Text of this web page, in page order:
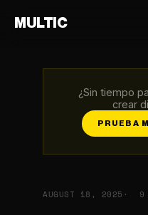
MULTIC
¿Sin tiempo
crear
PRUEBA
AUGUST 18, 2025 9